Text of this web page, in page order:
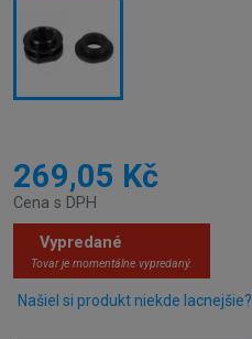
269,05 Kč
Cena s DPH
Vypredané
Tovar je momentálne vypredaný.
Našiel si produkt niekde lacnejšie?